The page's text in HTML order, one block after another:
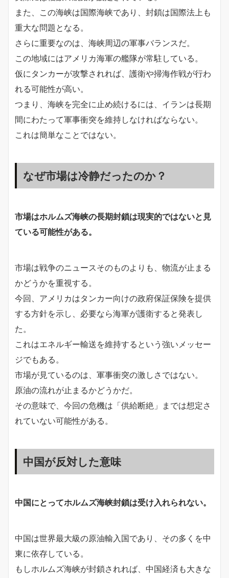
また、この海峡は国際海峡であり、封鎖は国際法上も
重大な問題となる。
さらに重要なのは、海峡周辺の軍事バランスだ。
この地域にはアメリカ海軍の艦隊が常駐している。
仮にタンカーが攻撃されれば、護衛や掃海作戦が行わ
れる可能性が高い。
つまり、海峡を完全に止め続けるには、イランは長期
間にわたって軍事衝突を維持しなければならない。
これは簡単なことではない。
なぜ市場は冷静だったのか？
市場はホルムズ海峡の長期封鎖は現実的ではないと見
ている可能性がある。
市場は戦争のニュースそのものよりも、物流が止まる
かどうかを重視する。
今回、アメリカはタンカー向けの政府保証保険を提供
する方針を示し、必要なら海軍が護衛すると発表し
た。
これはエネルギー輸送を維持するという強いメッセー
ジでもある。
市場が見ているのは、軍事衝突の激しさではない。
原油の流れが止まるかどうかだ。
その意味で、今回の危機は「供給断絶」までは想定さ
れていない可能性がある。
中国が反対した意味
中国にとってホルムズ海峡封鎖は受け入れられない。
中国は世界最大級の原油輸入国であり、その多くを中
東に依存している。
もしホルムズ海峡が封鎖されれば、中国経済も大きな